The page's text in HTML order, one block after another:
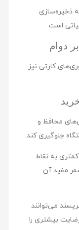
ذخیره‌سازی
است.
دوام
کارتی نیز
محافظ و
جلوگیری کند.
به نقاط
مفید آن
می‌توانند
بیشتری را